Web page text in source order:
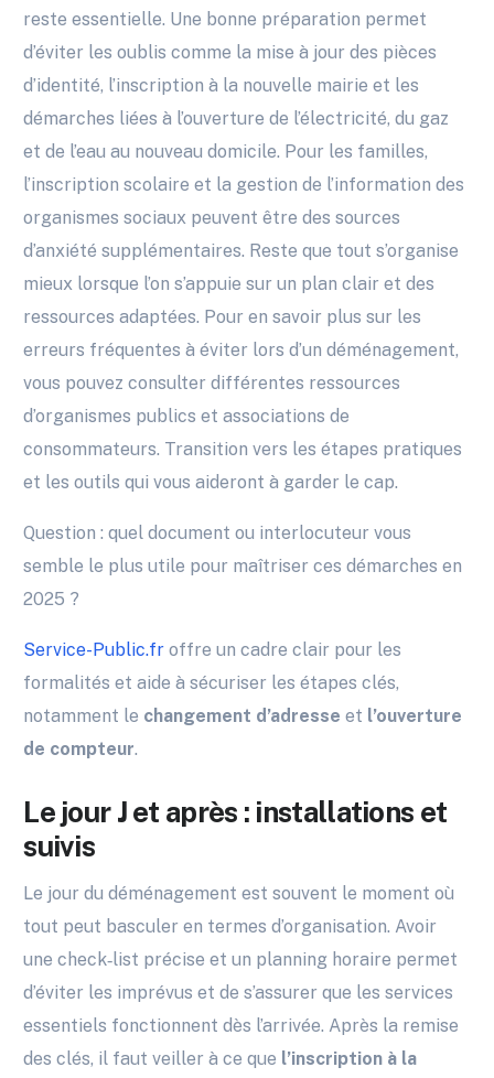
reste essentielle. Une bonne préparation permet
d’éviter les oublis comme la mise à jour des pièces
d’identité, l’inscription à la nouvelle mairie et les
démarches liées à l’ouverture de l’électricité, du gaz
et de l’eau au nouveau domicile. Pour les familles,
l’inscription scolaire et la gestion de l’information des
organismes sociaux peuvent être des sources
d’anxiété supplémentaires. Reste que tout s’organise
mieux lorsque l’on s’appuie sur un plan clair et des
ressources adaptées. Pour en savoir plus sur les
erreurs fréquentes à éviter lors d’un déménagement,
vous pouvez consulter différentes ressources
d’organismes publics et associations de
consommateurs. Transition vers les étapes pratiques
et les outils qui vous aideront à garder le cap.
Question : quel document ou interlocuteur vous
semble le plus utile pour maîtriser ces démarches en
2025 ?
Service-Public.fr offre un cadre clair pour les
formalités et aide à sécuriser les étapes clés,
notamment le changement d’adresse et l’ouverture
de compteur.
Le jour J et après : installations et
suivis
Le jour du déménagement est souvent le moment où
tout peut basculer en termes d’organisation. Avoir
une check‑list précise et un planning horaire permet
d’éviter les imprévus et de s’assurer que les services
essentiels fonctionnent dès l’arrivée. Après la remise
des clés, il faut veiller à ce que l’inscription à la